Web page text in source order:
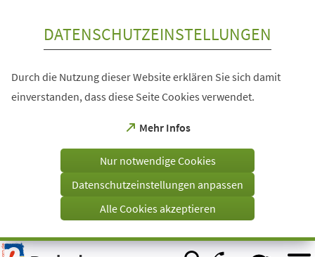
Visuelle
DATENSCHUTZEINSTELLUNGEN
Durch die Nutzung dieser Website erklären Sie sich damit
einverstanden, dass diese Seite Cookies verwendet.
Mehr Infos
(Öffnet
einem
Tab)
Nur notwendige Cookies
Datenschutzeinstellungen anpassen
Alle Cookies akzeptieren